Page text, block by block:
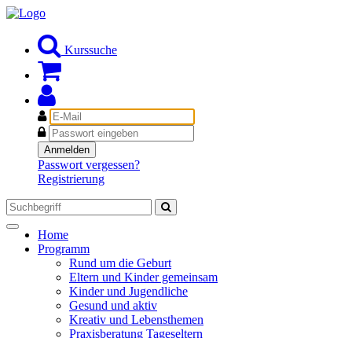
Kurssuche
E-
Mail
Passwort
Anmelden
Passwort vergessen?
Registrierung
Toggle
navigation
Home
Programm
Rund um die Geburt
Eltern und Kinder gemeinsam
Kinder und Jugendliche
Gesund und aktiv
Kreativ und Lebensthemen
Praxisberatung Tageseltern